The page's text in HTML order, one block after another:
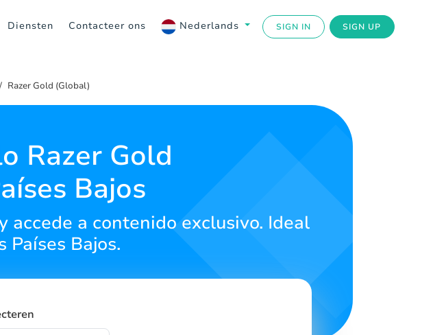
Diensten Contacteer ons Nederlands SIGN IN SIGN UP
Razer Gold (Global)
Razer Gold
Bajos
accede a contenido exclusivo. Ideal
Países Bajos.